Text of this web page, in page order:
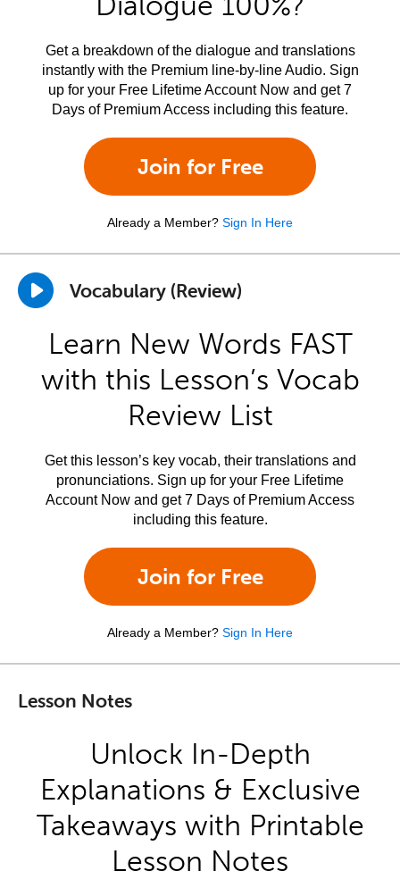
Get a breakdown of the dialogue and translations
instantly with the Premium line-by-line Audio. Sign
up for your Free Lifetime Account Now and get 7
Days of Premium Access including this feature.
Join for Free
Already a Member? Sign In Here
Vocabulary (Review)
Learn New Words FAST
with this Lesson’s Vocab
Review List
Get this lesson’s key vocab, their translations and
pronunciations. Sign up for your Free Lifetime
Account Now and get 7 Days of Premium Access
including this feature.
Join for Free
Already a Member? Sign In Here
Lesson Notes
Unlock In-Depth
Explanations & Exclusive
Takeaways with Printable
Lesson Notes